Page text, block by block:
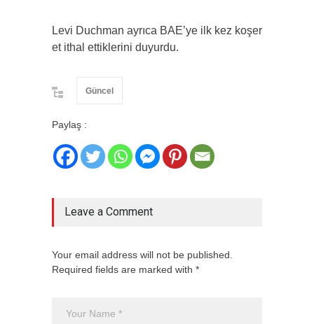
Levi Duchman ayrıca BAE’ye ilk kez koşer
et ithal ettiklerini duyurdu.
Güncel
Paylaş :
Leave a Comment
Your email address will not be published.
Required fields are marked with *